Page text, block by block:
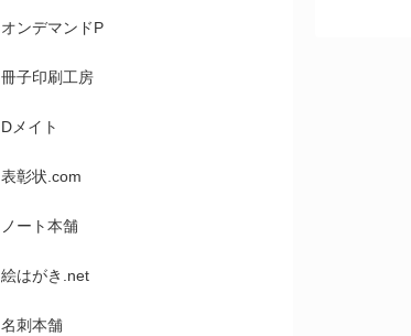
オンデマンドP
冊子印刷工房
Dメイト
表彰状.com
ノート本舗
絵はがき.net
名刺本舗